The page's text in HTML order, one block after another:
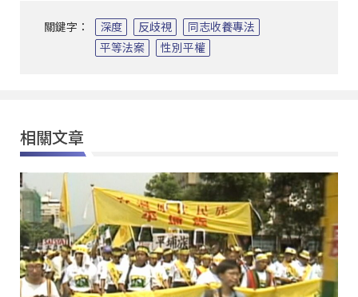
關鍵字： 深度 反歧視
同志收養專法
平等法案
性別平權
相關文章